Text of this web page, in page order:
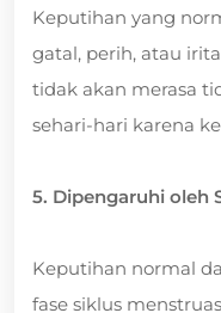
Keputihan yang
gatal, perih, atau
tidak akan merasa
sehari-hari karena
5. Dipengaruhi oleh
Keputihan normal
fase siklus